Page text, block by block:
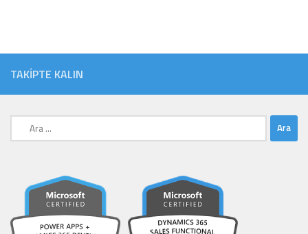
TAKIPTE KALIN
Arama: